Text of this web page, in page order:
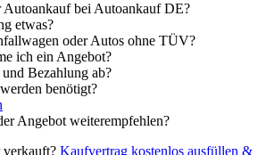
bei Autoankauf DE?
etwas?
oder Autos ohne TÜV?
ich ein Angebot?
Bezahlung ab?
benötigt?
Angebot weiterempfehlen?
verkauft? Kaufvertrag kostenlos ausfüllen &